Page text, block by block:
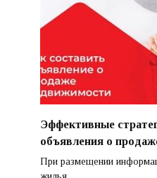
Эффективные
объявления о
При размещении
жилья